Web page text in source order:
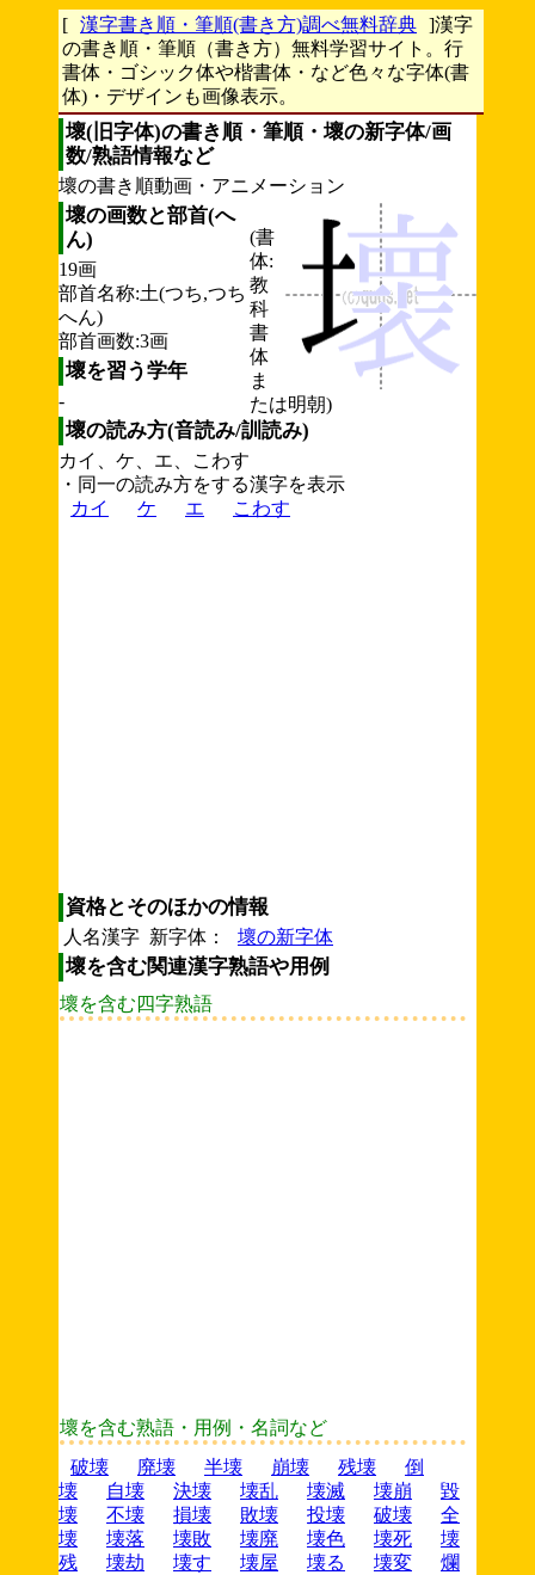
[ 漢字書き順・筆順(書き方)調べ無料辞典 ]漢字
の書き順・筆順（書き方）無料学習サイト。行
書体・ゴシック体や楷書体・など色々な字体(書
体)・デザインも画像表示。
壞(旧字体)の書き順・筆順・壞の新字体/画
数/熟語情報など
壞の書き順動画・アニメーション
(書
体:
教
科
書
体
ま
たは明朝)
壞の画数と部首(へ
ん)
19画
部首名称:土(つち,つち
へん)
部首画数:3画
壞を習う学年
-
壞の読み方(音読み/訓読み)
カイ、ケ、エ、こわす
・同一の読み方をする漢字を表示
カイ
ケ エ こわす
資格とそのほかの情報
人名漢字 新字体： 壞の新字体
壞を含む関連漢字熟語や用例
壞を含む四字熟語
壞を含む熟語・用例・名詞など
破壊
廃壊 半壊 崩壊 残壊
倒
壊
自壊 決壊 壊乱 壊滅 壊崩
毀
壊
不壊 損壊 敗壊 投壊 破壊
全
壊
壊落 壊敗 壊廃 壊色 壊死
壊
残
壊劫 壊す 壊屋 壊る 壊変
爛